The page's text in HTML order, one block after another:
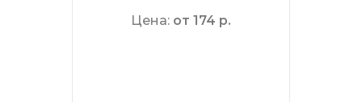
Цена: от 174 р.